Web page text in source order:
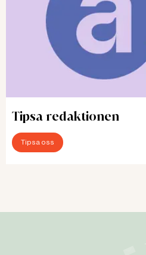
Tipsa redaktionen
Tipsa oss